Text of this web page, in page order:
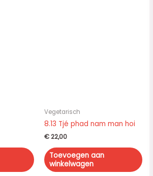
Vegetarisch
8.13 Tjé phad nam man hoi
€22,00
Toevoegen aan
winkelwagen